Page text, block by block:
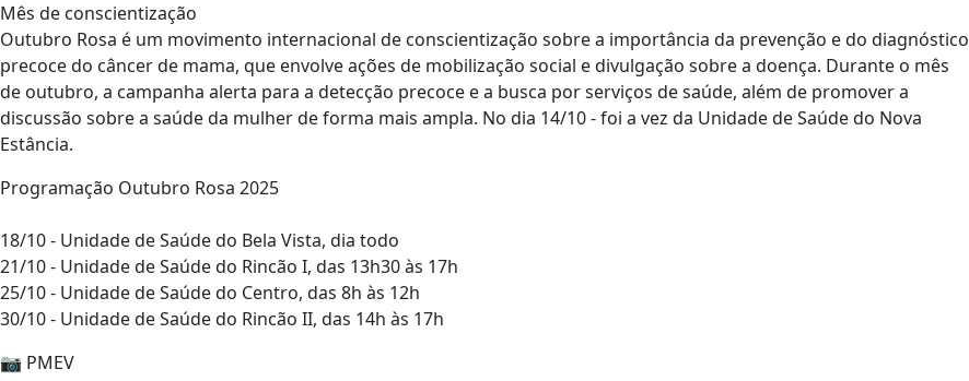
Mês de conscientização
Outubro Rosa é um movimento internacional de conscientização sobre a importância da prevenção e do diagnóstico
precoce do câncer de mama, que envolve ações de mobilização social e divulgação sobre a doença. Durante o mês
de outubro, a campanha alerta para a detecção precoce e a busca por serviços de saúde, além de promover a
discussão sobre a saúde da mulher de forma mais ampla. No dia 14/10 - foi a vez da Unidade de Saúde do Nova
Estância.
Programação Outubro Rosa 2025
18/10 - Unidade de Saúde do Bela Vista, dia todo
21/10 - Unidade de Saúde do Rincão I, das 13h30 às 17h
25/10 - Unidade de Saúde do Centro, das 8h às 12h
30/10 - Unidade de Saúde do Rincão II, das 14h às 17h
📷 PMEV